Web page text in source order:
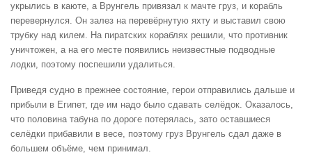
укрылись в каюте, а Врунгель привязал к мачте груз, и корабль
перевернулся. Он залез на перевёрнутую яхту и выставил свою
трубку над килем. На пиратских кораблях решили, что противник
уничтожен, а на его месте появились неизвестные подводные
лодки, поэтому поспешили удалиться.
Приведя судно в прежнее состояние, герои отправились дальше и
прибыли в Египет, где им надо было сдавать селёдок. Оказалось,
что половина табуна по дороге потерялась, зато оставшиеся
селёдки прибавили в весе, поэтому груз Врунгель сдал даже в
большем объёме, чем принимал.